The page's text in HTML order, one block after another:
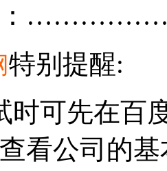
：
特别提醒:
时可先在百
看公司的